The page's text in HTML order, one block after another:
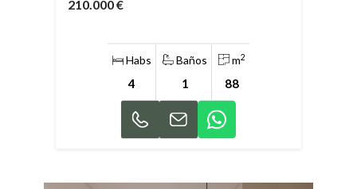
210.000 €
Habs
4
Baños
1
m2
88